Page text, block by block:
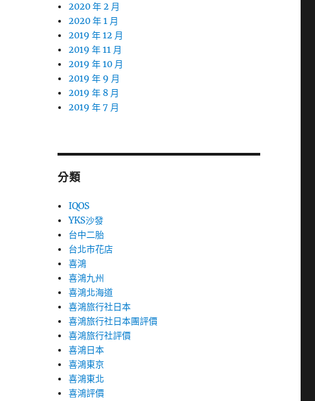
2020 年 2 月
2020 年 1 月
2019 年 12 月
2019 年 11 月
2019 年 10 月
2019 年 9 月
2019 年 8 月
2019 年 7 月
分類
IQOS
YKS沙發
台中二胎
台北市花店
喜鴻
喜鴻九州
喜鴻北海道
喜鴻旅行社日本
喜鴻旅行社日本團評價
喜鴻旅行社評價
喜鴻日本
喜鴻東京
喜鴻東北
喜鴻評價